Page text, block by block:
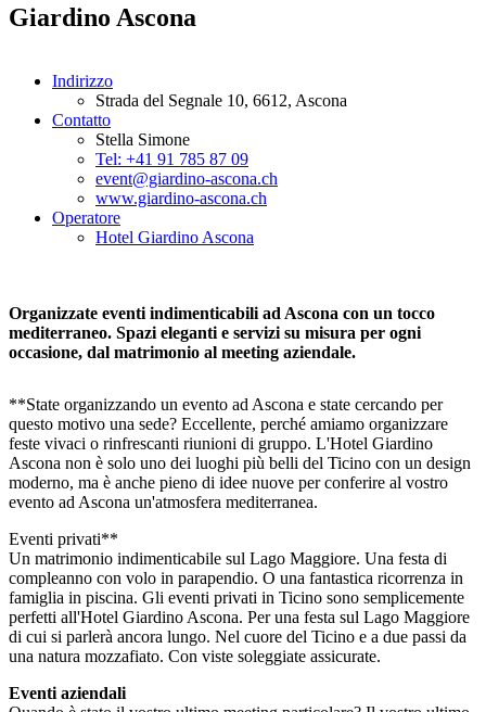
Giardino Ascona
Indirizzo
Strada del Segnale 10, 6612, Ascona
Contatto
Stella Simone
Tel: +41 91 785 87 09
event@giardino-ascona.ch
www.giardino-ascona.ch
Operatore
Hotel Giardino Ascona
Organizzate eventi indimenticabili ad Ascona con un tocco
mediterraneo. Spazi eleganti e servizi su misura per ogni
occasione, dal matrimonio al meeting aziendale.
**State organizzando un evento ad Ascona e state cercando per
questo motivo una sede? Eccellente, perché amiamo organizzare
feste vivaci o rinfrescanti riunioni di gruppo. L'Hotel Giardino
Ascona non è solo uno dei luoghi più belli del Ticino con un design
moderno, ma è anche pieno di idee nuove per conferire al vostro
evento ad Ascona un'atmosfera mediterranea.
Eventi privati**
Un matrimonio indimenticabile sul Lago Maggiore. Una festa di
compleanno con volo in parapendio. O una fantastica ricorrenza in
famiglia in piscina. Gli eventi privati in Ticino sono semplicemente
perfetti all'Hotel Giardino Ascona. Per una festa sul Lago Maggiore
di cui si parlerà ancora lungo. Nel cuore del Ticino e a due passi da
una natura mozzafiato. Con viste soleggiate assicurate.
Eventi aziendali